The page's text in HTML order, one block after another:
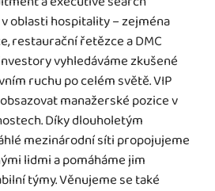
oblasti hospitality – zejména
restaurační řetězce a DMC
vyhledáváme zkušené
ruchu po celém světě. VIP
manažerské pozice v
Díky dlouholetým
mezinárodní síti propojujeme
lidmi a pomáháme jim
týmy. Věnujeme se také